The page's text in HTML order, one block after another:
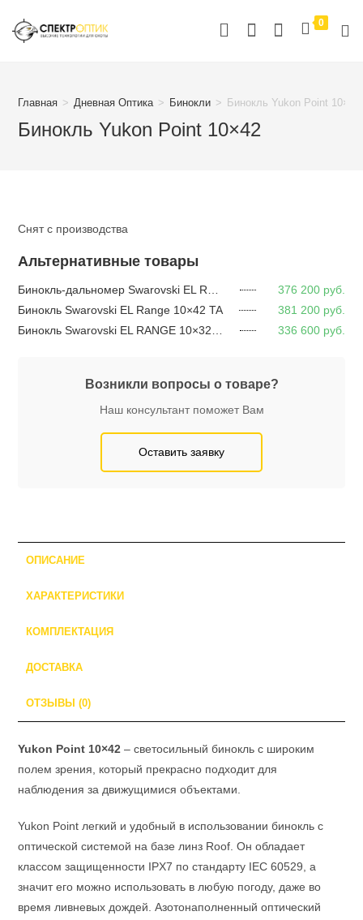
0
Главная > Дневная Оптика > Бинокли > Бинокль Yukon Point 10×42
Бинокль Yukon Point 10×42
Снят с производства
Альтернативные товары
376 200 руб.
Бинокль Swarovski EL Range 10×42 TA
381 200 руб.
336 600 руб.
Возникли вопросы о товаре?
Наш консультант поможет Вам
Оставить заявку
ОПИСАНИЕ
ХАРАКТЕРИСТИКИ
КОМПЛЕКТАЦИЯ
ДОСТАВКА
ОТЗЫВЫ (0)
Yukon Point 10×42 – светосильный бинокль с широким
полем зрения, который прекрасно подходит для
наблюдения за движущимися объектами.
Yukon Point легкий и удобный в использовании бинокль с
оптической системой на базе линз Roof. Он обладает
классом защищенности IPX7 по стандарту IEC 60529, а
значит его можно использовать в любую погоду, даже во
время ливневых дождей. Азотонаполненный оптический